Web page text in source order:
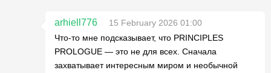
arhiell776
15 February 2026 01:00
Что-то мне подсказывает, что PRINCIPLES
PROLOGUE — это не для всех. Сначала
захватывает интересным миром и необычной